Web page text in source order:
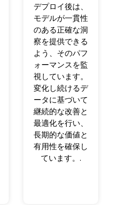
デプロイ後は、
モデルが一貫性
のある正確な洞
察を提供できる
よう、そのパフ
ォーマンスを監
視しています。
変化し続けるデ
ータに基づいて
継続的な改善と
最適化を行い、
長期的な価値と
有用性を確保し
ています。.